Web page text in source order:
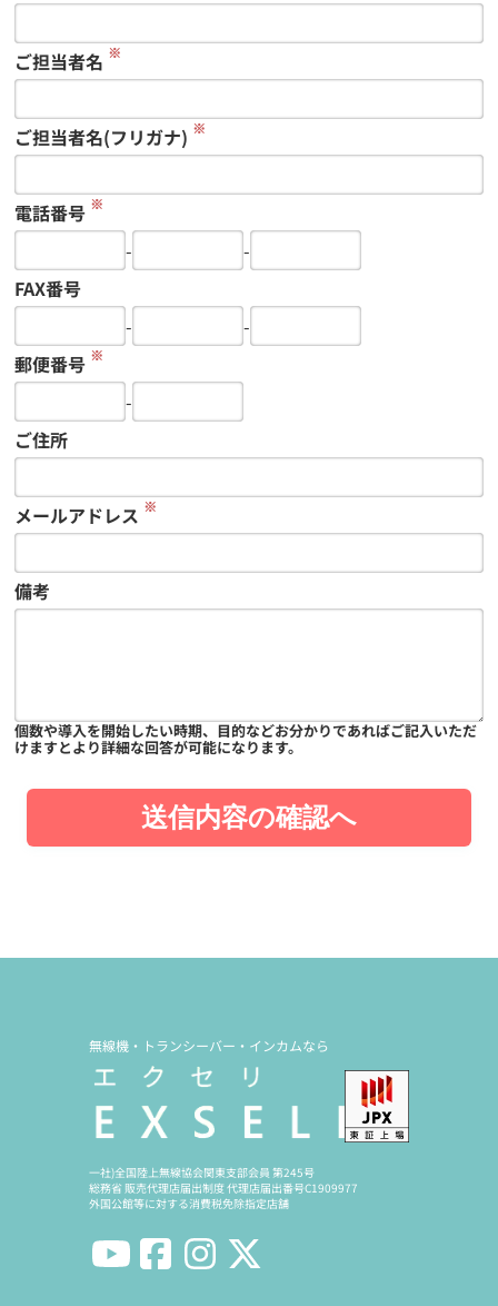
ご担当者名 ※
ご担当者名(フリガナ) ※
電話番号 ※
-
-
FAX番号
-
-
郵便番号 ※
-
ご住所
メールアドレス ※
備考
個数や導入を開始したい時期、目的などお分かりであればご記入いただ
けますとより詳細な回答が可能になります。
送信内容の確認へ
無線機・トランシーバー・インカムなら
一社)全国陸上無線協会関東支部会員 第245号
総務省 販売代理店届出制度 代理店届出番号C1909977
外国公館等に対する消費税免除指定店舗